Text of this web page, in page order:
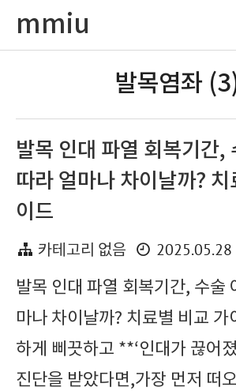
mmiu
발목염좌
발목 인대 파열 회복기간,
따라 얼마나 차이날까?
이드
카테고리 없음
2025.05.28
발목 인대 파열 회복기간, 수술
마나 차이날까? 치료별 비교 가
하게 삐끗하고 **‘인대가 끊어
진단을 받았다면,가장 먼저 떠